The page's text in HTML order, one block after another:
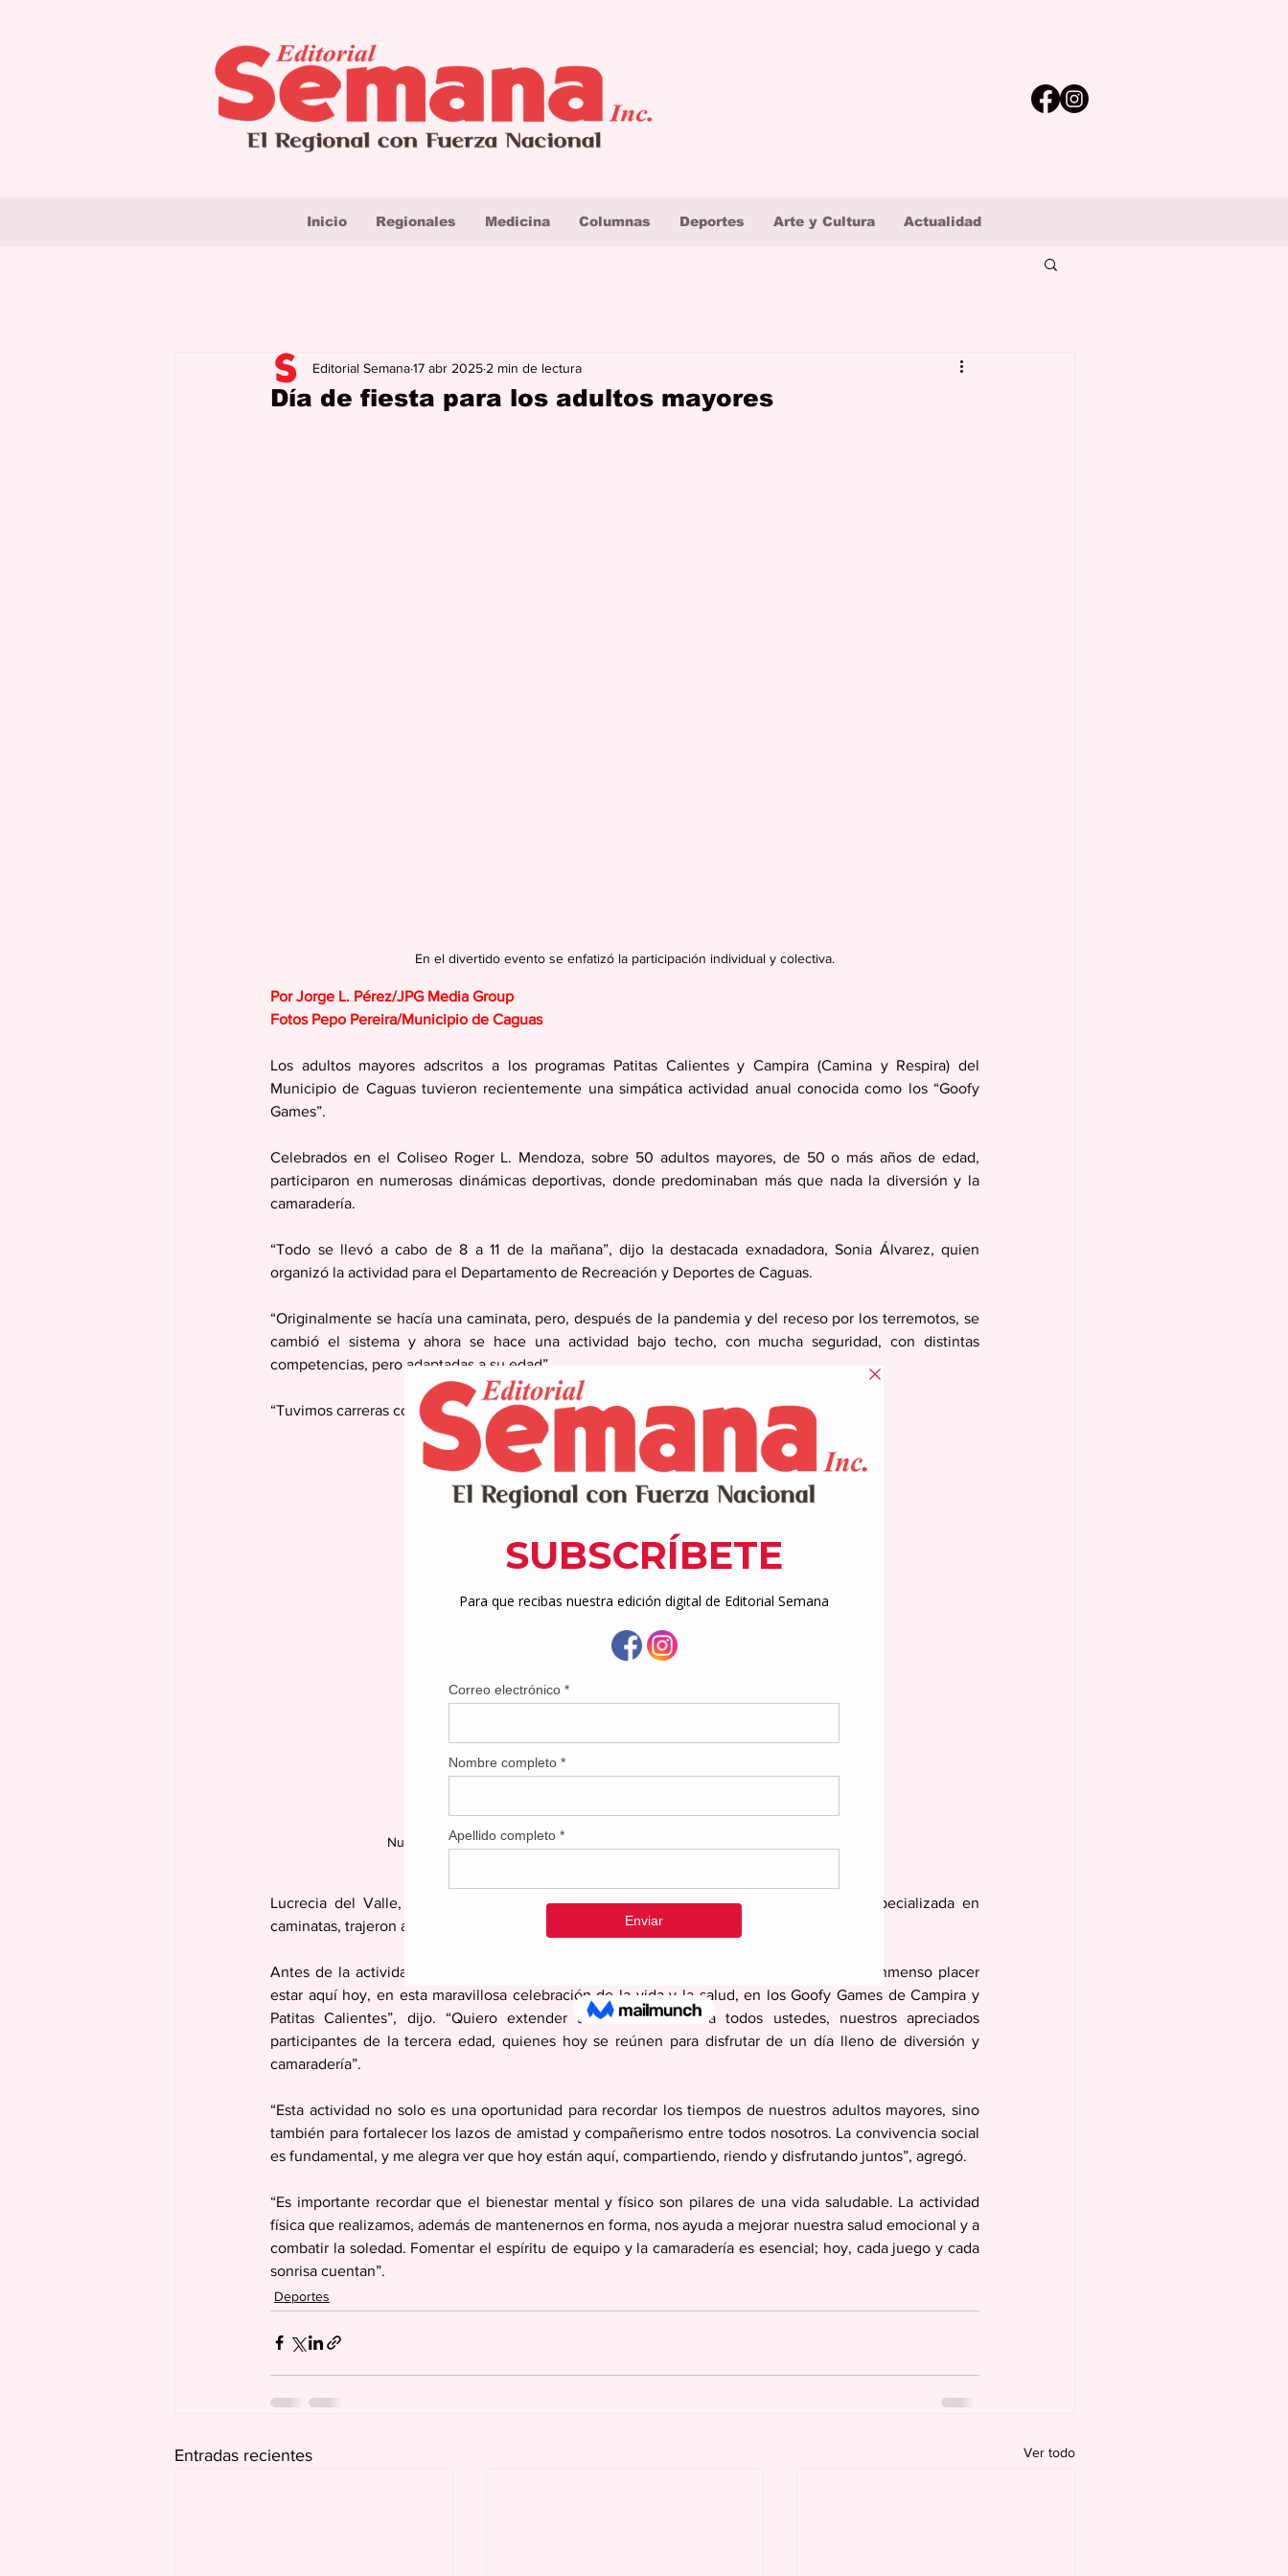
Inicio Regionales Medicina Columnas Deportes Arte y Cultura Actualidad
Día de fiesta para los adultos mayores
Editorial Semana17 abr 2025 2 min de lectura
En el divertido evento se enfatizó la participación individual y colectiva.
Por Jorge L. Pérez/JPG Media Group
Fotos Pepo Pereira/Municipio de Caguas
Los adultos mayores adscritos a los programas Patitas Calientes y Campira (Camina y Respira) del
Municipio de Caguas tuvieron recientemente una simpática actividad anual conocida como los “Goofy
Games”.
Celebrados en el Coliseo Roger L. Mendoza, sobre 50 adultos mayores, de 50 o más años de edad,
participaron en numerosas dinámicas deportivas, donde predominaban más que nada la diversión y la
camaradería.
“Todo se llevó a cabo de 8 a 11 de la mañana”, dijo la destacada exnadadora, Sonia Álvarez, quien
organizó la actividad para el Departamento de Recreación y Deportes de Caguas.
“Originalmente se hacía una caminata, pero, después de la pandemia y del receso por los terremotos, se
cambió el sistema y ahora se hace una actividad bajo techo, con mucha seguridad, con distintas
competencias, pero adaptadas a su edad”.
“Tuvimos carreras con obstáculos, relevos, tiro al blanco…”.
Numerosos representantes de la llamada ‘tercera edad’ se ejercitaron en grupo.
Lucrecia del Valle, de Campira, y Maria del Carmen Rosario, de Patitas Calientes, especializada en
caminatas, trajeron a participantes de sus respectivos grupos.
Antes de la actividad, el alcalde William Miranda Torres habla con los presentes.“Es un inmenso placer
estar aquí hoy, en esta maravillosa celebración de la vida y la salud, en los Goofy Games de Campira y
Patitas Calientes”, dijo. “Quiero extender un cálido saludo a todos ustedes, nuestros apreciados
participantes de la tercera edad, quienes hoy se reúnen para disfrutar de un día lleno de diversión y
camaradería”.
“Esta actividad no solo es una oportunidad para recordar los tiempos de nuestros adultos mayores, sino
también para fortalecer los lazos de amistad y compañerismo entre todos nosotros. La convivencia social
es fundamental, y me alegra ver que hoy están aquí, compartiendo, riendo y disfrutando juntos”, agregó.
“Es importante recordar que el bienestar mental y físico son pilares de una vida saludable. La actividad
física que realizamos, además de mantenernos en forma, nos ayuda a mejorar nuestra salud emocional y a
combatir la soledad. Fomentar el espíritu de equipo y la camaradería es esencial; hoy, cada juego y cada
sonrisa cuentan”.
Deportes
Entradas recientes Ver todo